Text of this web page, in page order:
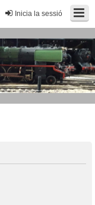
Inicia la sessió